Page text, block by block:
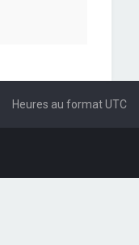
Heures au formatUTC